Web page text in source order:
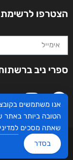
הצטרפו
ספרי ניב
עיצוב ובניית האתר: ספרי
אנו משתמשים
הטובה ביותר
שאתה מסכים
בסדר